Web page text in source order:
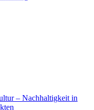
– Nachhaltigkeit in